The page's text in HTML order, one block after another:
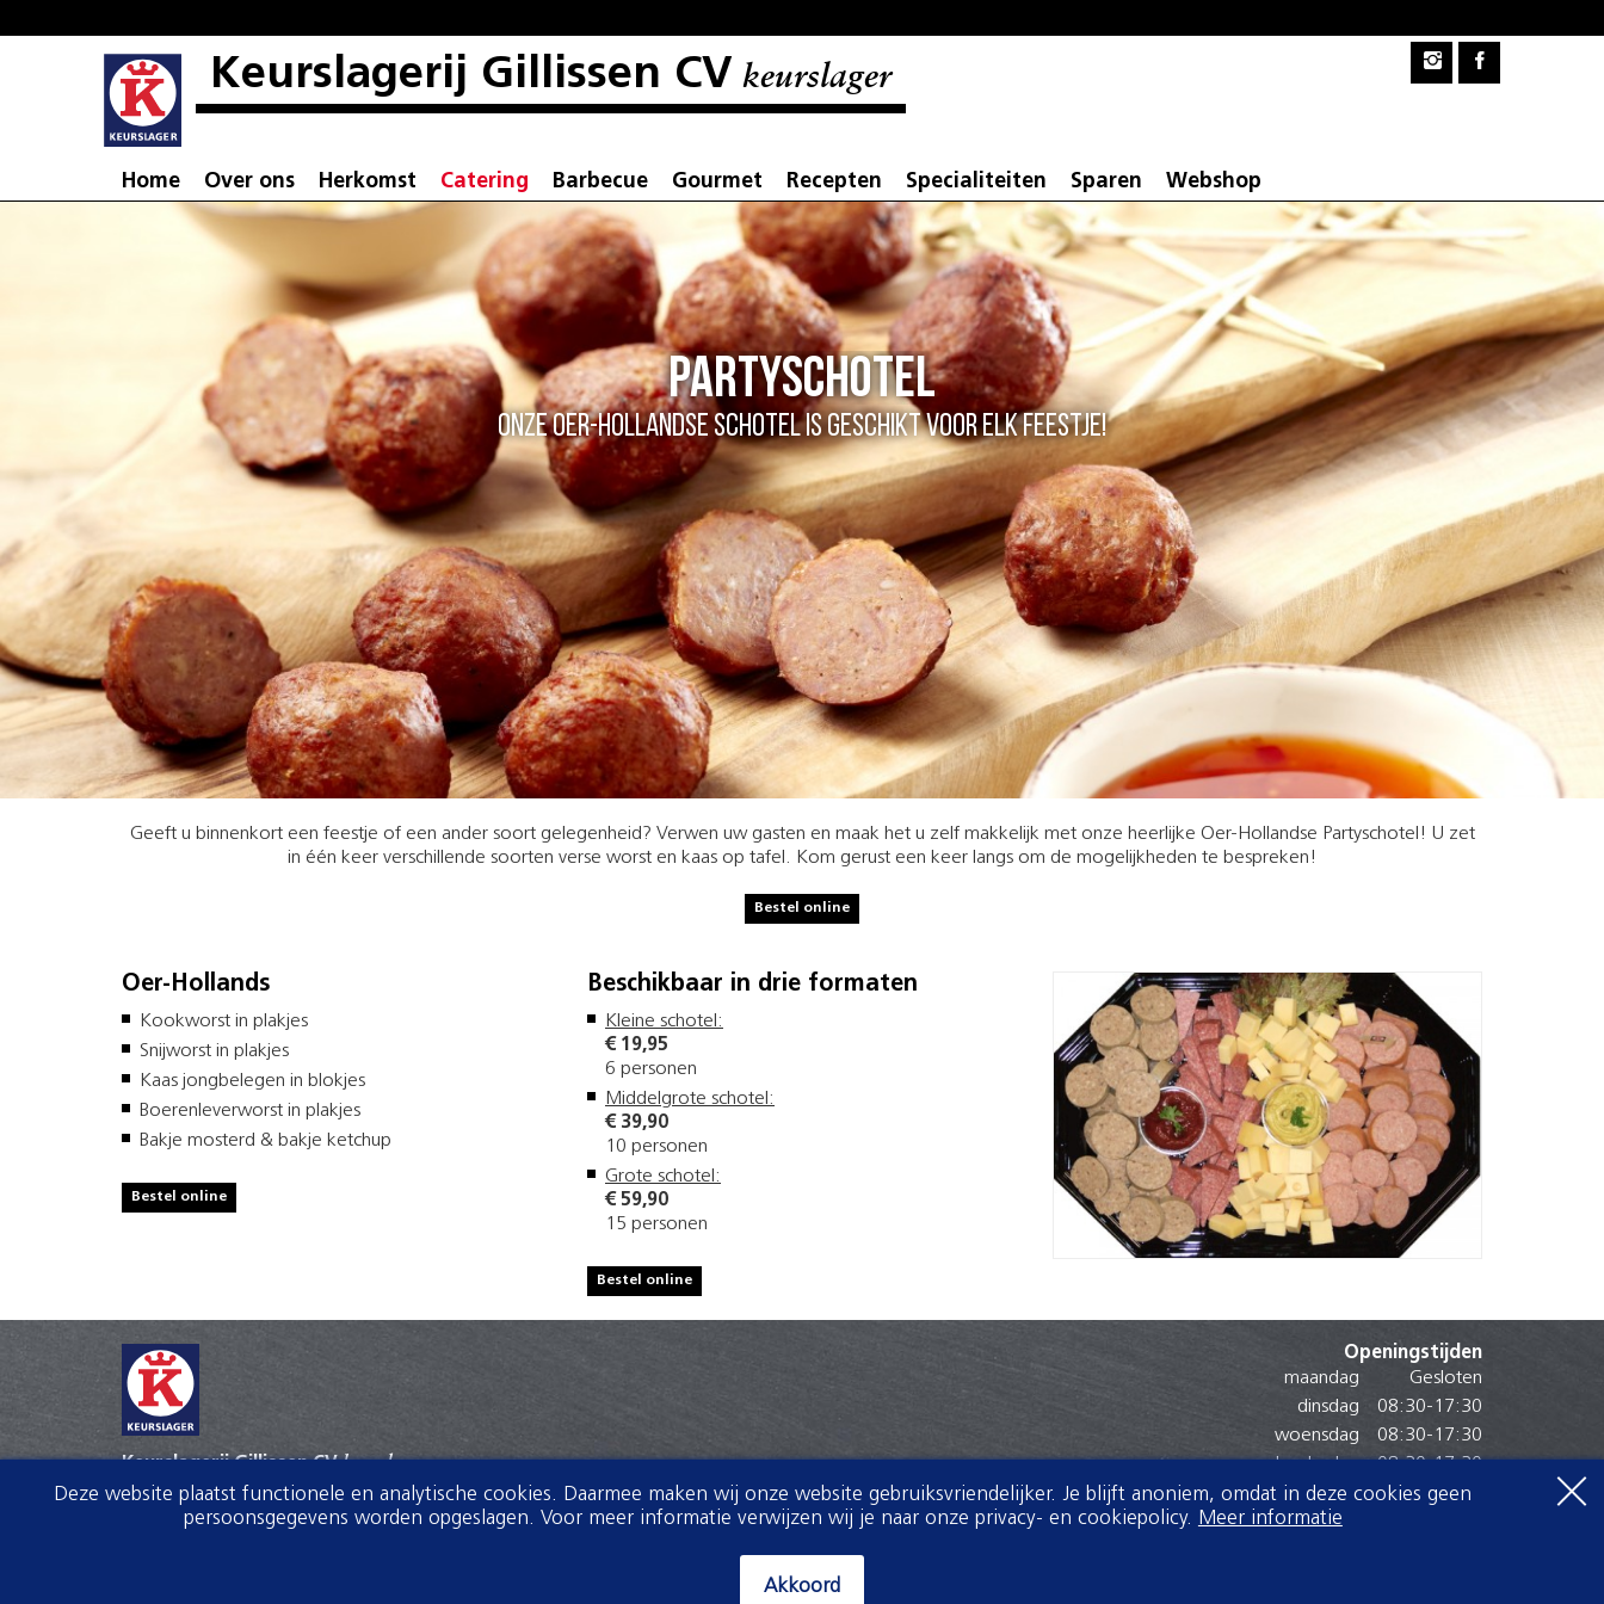
Keurslagerij Gillissen CV keurslager
Home Over ons Herkomst Catering Barbecue Gourmet Recepten Specialiteiten Sparen Webshop
Partyschotel
Onze Oer-Hollandse schotel is geschikt voor elk feestje!
Geeft u binnenkort een feestje of een ander soort gelegenheid? Verwen uw gasten en maak het u zelf makkelijk met onze heerlijke Oer-Hollandse Partyschotel! U zet
in één keer verschillende soorten verse worst en kaas op tafel. Kom gerust een keer langs om de mogelijkheden te bespreken!
Bestel online
Oer-Hollands
Kookworst in plakjes
Snijworst in plakjes
Kaas jongbelegen in blokjes
Boerenleverworst in plakjes
Bakje mosterd & bakje ketchup
Bestel online
Beschikbaar in drie formaten
Kleine schotel:
€ 19,95
6 personen
Middelgrote schotel:
€ 39,90
10 personen
Grote schotel:
€ 59,90
15 personen
Bestel online
Keurslagerij Gillissen CVkeurslager
Walstraat 100
4381GE Vlissingen
Openingstijden
maandag
Gesloten
dinsdag
08:30-17:30
woensdag
08:30-17:30
donderdag
08:30-17:30
vrijdag
08:30 -17:30
zaterdag
Deze website plaatst functionele en analytische cookies. Daarmee maken wij onze website gebruiksvriendelijker. Je blijft anoniem, omdat in deze cookies geen
persoonsgegevens worden opgeslagen. Voor meer informatie verwijzen wij je naar onze privacy- en cookiepolicy. Meer informatie
Akkoord